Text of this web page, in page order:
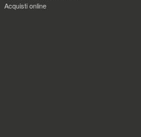
Acquisti online